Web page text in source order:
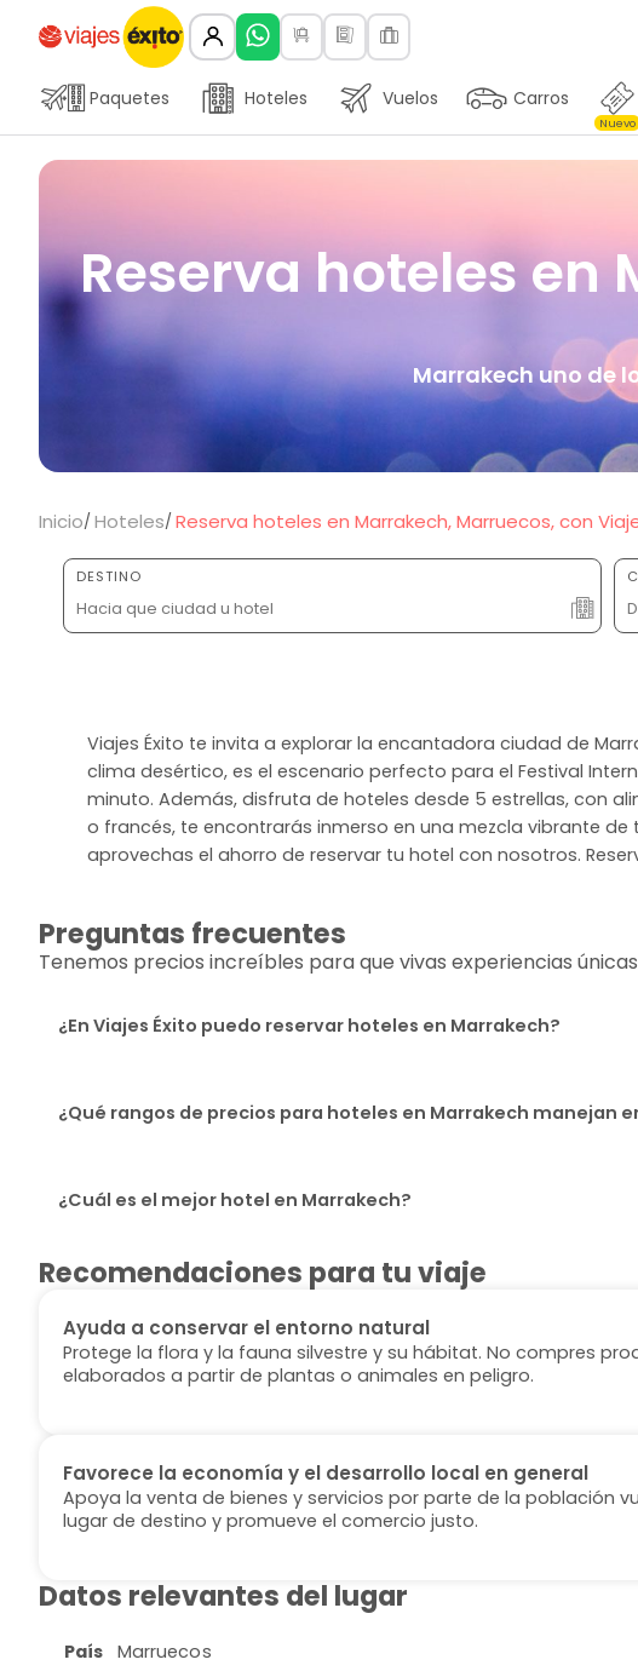
Paquetes Hoteles Vuelos Carros
Nuevo
Reserva hoteles en
Marrakech uno de
Inicio Hoteles Reserva hoteles en Marrakech, Marruecos, con
DESTINO
Viajes Éxito te invita a explorar la encantadora ciudad de
clima desértico, es el escenario perfecto para el Festival
minuto. Además, disfruta de hoteles desde 5 estrellas, con
o francés, te encontrarás inmerso en una mezcla vibrante
aprovechas el ahorro de reservar tu hotel con nosotros.
Preguntas frecuentes
Tenemos precios increíbles para que vivas experiencias
¿En Viajes Éxito puedo reservar hoteles en Marrakech?
¿Qué rangos de precios para hoteles en Marrakech manejan
¿Cuál es el mejor hotel en Marrakech?
Recomendaciones para tu viaje
Ayuda a conservar el entorno natural
Protege la flora y la fauna silvestre y su hábitat. No compres
elaborados a partir de plantas o animales en peligro.
Favorece la economía y el desarrollo local en general
Apoya la venta de bienes y servicios por parte de la población
lugar de destino y promueve el comercio justo.
Datos relevantes del lugar
País Marruecos